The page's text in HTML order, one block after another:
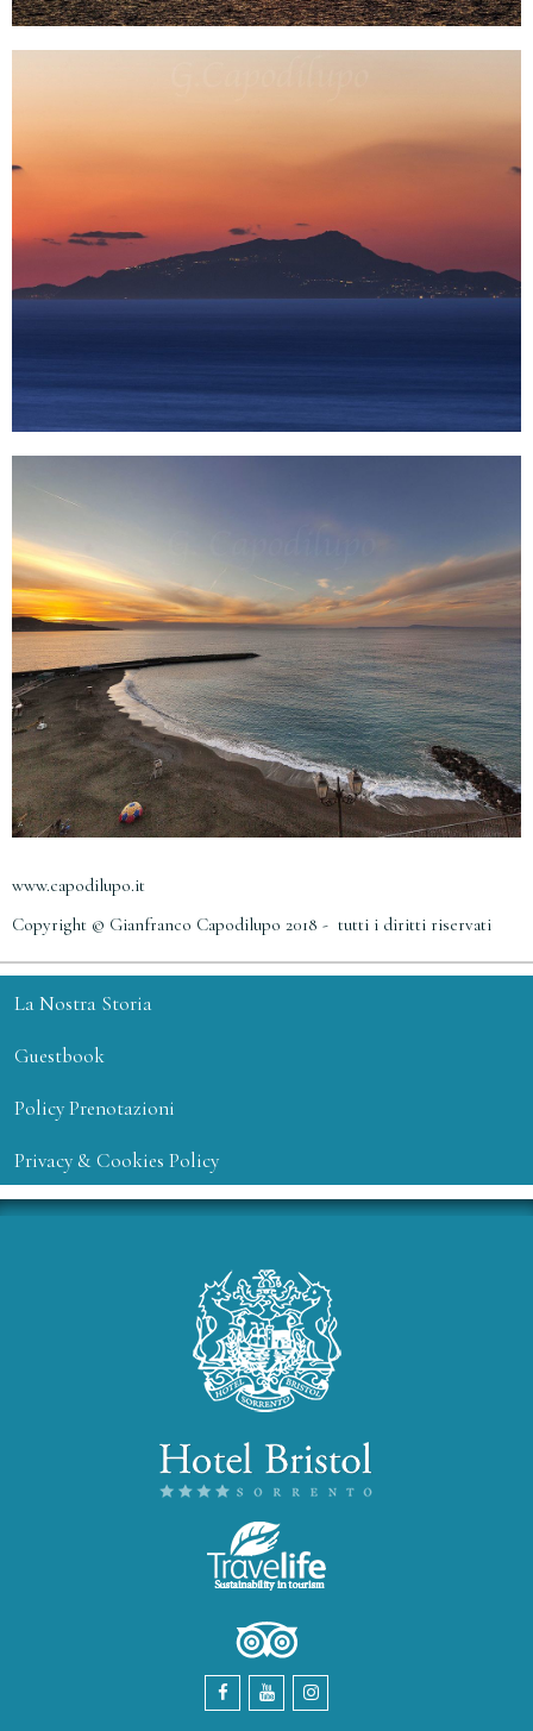
www.capodilupo.it
Copyright © Gianfranco Capodilupo 2018 - tutti i diritti riservati
La Nostra Storia
Guestbook
Policy Prenotazioni
Privacy & Cookies Policy